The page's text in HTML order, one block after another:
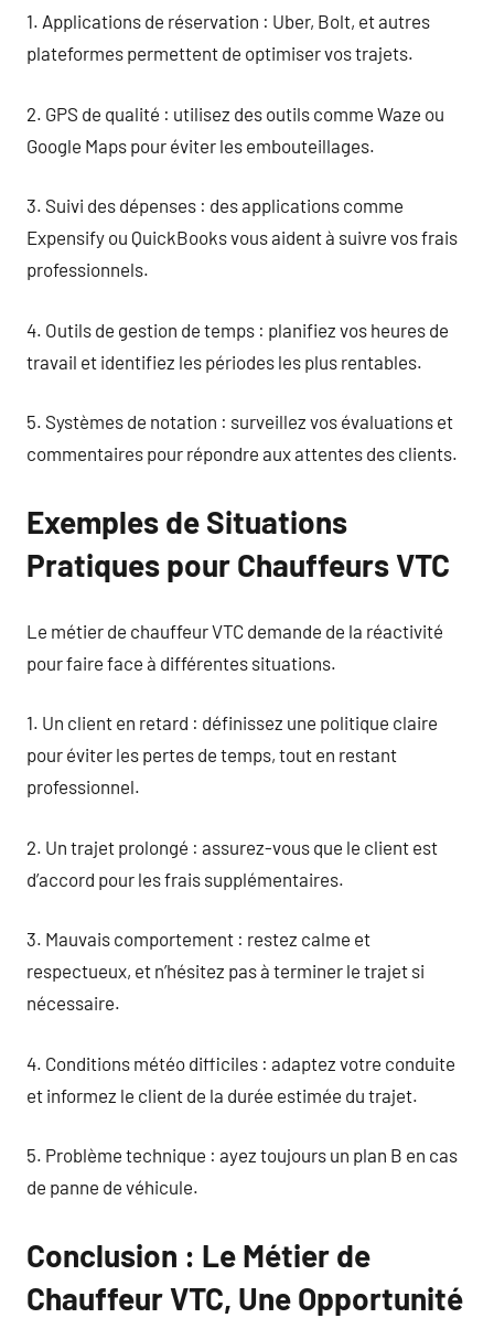
1. Applications de réservation : Uber, Bolt, et autres
plateformes permettent de optimiser vos trajets.
2. GPS de qualité : utilisez des outils comme Waze ou
Google Maps pour éviter les embouteillages.
3. Suivi des dépenses : des applications comme
Expensify ou QuickBooks vous aident à suivre vos frais
professionnels.
4. Outils de gestion de temps : planifiez vos heures de
travail et identifiez les périodes les plus rentables.
5. Systèmes de notation : surveillez vos évaluations et
commentaires pour répondre aux attentes des clients.
Exemples de Situations
Pratiques pour Chauffeurs VTC
Le métier de chauffeur VTC demande de la réactivité
pour faire face à différentes situations.
1. Un client en retard : définissez une politique claire
pour éviter les pertes de temps, tout en restant
professionnel.
2. Un trajet prolongé : assurez-vous que le client est
d’accord pour les frais supplémentaires.
3. Mauvais comportement : restez calme et
respectueux, et n’hésitez pas à terminer le trajet si
nécessaire.
4. Conditions météo difficiles : adaptez votre conduite
et informez le client de la durée estimée du trajet.
5. Problème technique : ayez toujours un plan B en cas
de panne de véhicule.
Conclusion : Le Métier de
Chauffeur VTC, Une Opportunité